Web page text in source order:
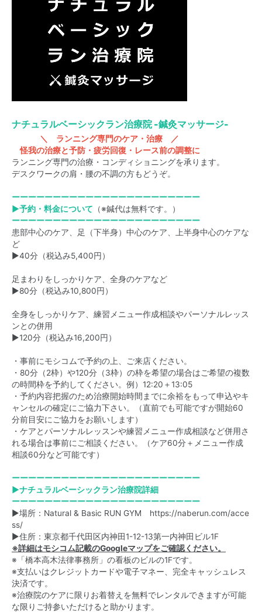
ナチュラルベーシックラン治療院 -鍼灸マッサージ-
＼ ランニング専門のケア・治療 ／
怪我の治療と予防・疲労回復・レース前の調整に
ランニング専門の治療・コンディショニングを承ります。
デスクワークの肩・腰の不調の方もどうぞ。
ーーーーーーーーーーーーーーーーーーーーーーー
▶予約・料金について （※鍼代は無料です。）
ーーーーーーーーーーーーーーーーーーーーーーー
患部中心のケア、足（下半身）中心のケア、上半身中心のケアな
ど
▶40分（税込み5,400円）
足まわりをしっかりケア、全身のケアなど
▶80分（税込み10,800円）
全身をしっかりケア、練習メニュー作成相談やパーソナルレッス
ンとの併用
▶120分（税込み16,200円）
・事前にモシコムで予約の上、ご来店ください。
・80分（2枠）や120分（3枠）の枠を希望の場合はご希望の複数
の時間枠を予約してください。例）12:20＋13:05
・予約内容把握のため治療開始時間までに余裕をもって申込やキ
ャンセルの確定にご協力下さい。（直前でも可能ですが開始60
分前目安にご協力をお願いします）
・ケアとパーソナルレッスンや練習メニュー作成相談など併用さ
れる場合は事前にご相談ください。（ケア60分＋メニュー作成
相談60分など可能です）
ーーーーーーーーーーーーーーーーーーーーーーー
▶ナチュラルベーシックラン治療院詳細
ーーーーーーーーーーーーーーーーーーーーーーー
▶場所：Natural & Basic RUN GYM https://naberun.com/acce
ss/
▶住所：東京都千代田区内神田1-12-13第一内神田ビル1F
※詳細はモシコム記載のGoogleマップをご確認ください。
※「橋本高木法律事務所」の看板のビルの1Fです。
※支払いはクレジットカードや電子マネー、完全キャッシュレス
決済です。
※治療院のケアに限りお着替えを無料でレンタルできますが可能
な限りご持参いただけると助かります。